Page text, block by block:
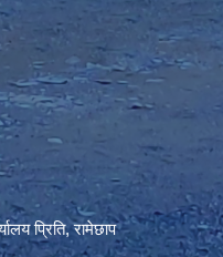
themes
प्रिति, रामेछाप